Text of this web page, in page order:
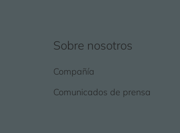
Sobre nosotros
Compañía
Comunicados de prensa